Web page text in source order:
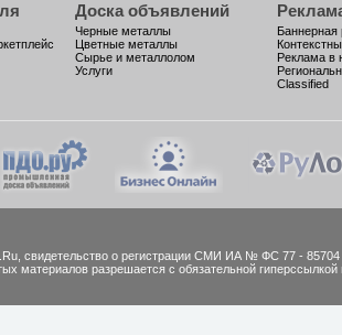
Доска объявлений
Черные металлы
Цветные металлы
Сырье и металлолом
Услуги
Баннерная
Реклама в
Classified
cвидетельство о регистрации СМИ ИА № ФС 77 - 85704
материалов разрешается с обязательной гиперссылкой